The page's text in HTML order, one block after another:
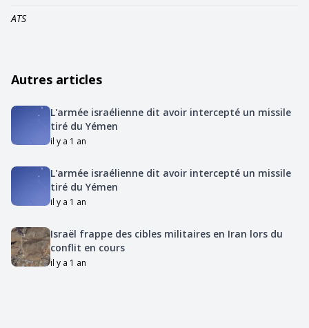
ATS
Autres articles
L'armée israélienne dit avoir intercepté un missile
tiré du Yémen
il y a 1 an
L'armée israélienne dit avoir intercepté un missile
tiré du Yémen
il y a 1 an
Israël frappe des cibles militaires en Iran lors du
conflit en cours
il y a 1 an